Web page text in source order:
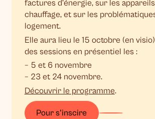
factures d’énergie, sur les
chauffage, et sur les
logement.
Elle aura lieu le 15 octobre (en
des sessions en présentiel les :
– 5 et 6 novembre
– 23 et 24 novembre.
Découvrir le programme.
Pour s'inscire